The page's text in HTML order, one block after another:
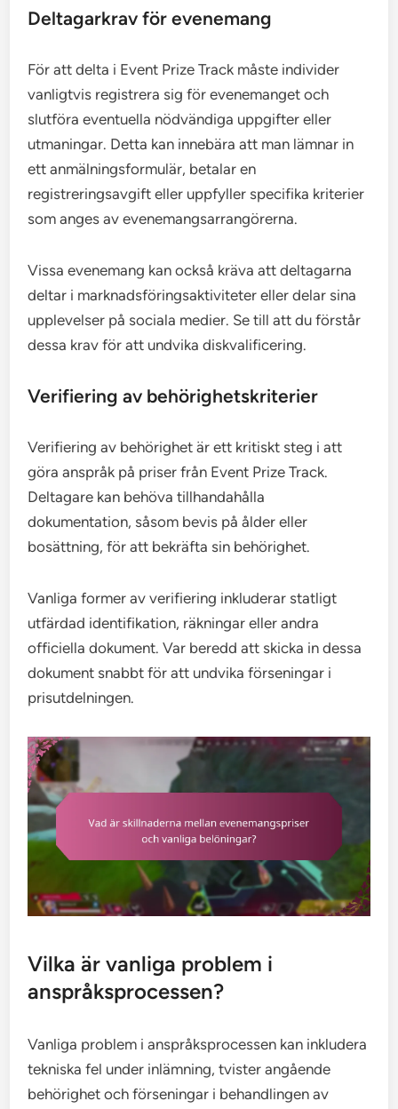
Deltagarkrav för evenemang
För att delta i Event Prize Track måste individer
vanligtvis registrera sig för evenemanget och
slutföra eventuella nödvändiga uppgifter eller
utmaningar. Detta kan innebära att man lämnar in
ett anmälningsformulär, betalar en
registreringsavgift eller uppfyller specifika kriterier
som anges av evenemangsarrangörerna.
Vissa evenemang kan också kräva att deltagarna
deltar i marknadsföringsaktiviteter eller delar sina
upplevelser på sociala medier. Se till att du förstår
dessa krav för att undvika diskvalificering.
Verifiering av behörighetskriterier
Verifiering av behörighet är ett kritiskt steg i att
göra anspråk på priser från Event Prize Track.
Deltagare kan behöva tillhandahålla
dokumentation, såsom bevis på ålder eller
bosättning, för att bekräfta sin behörighet.
Vanliga former av verifiering inkluderar statligt
utfärdad identifikation, räkningar eller andra
officiella dokument. Var beredd att skicka in dessa
dokument snabbt för att undvika förseningar i
prisutdelningen.
Vilka är vanliga problem i
anspråksprocessen?
Vanliga problem i anspråksprocessen kan inkludera
tekniska fel under inlämning, tvister angående
behörighet och förseningar i behandlingen av